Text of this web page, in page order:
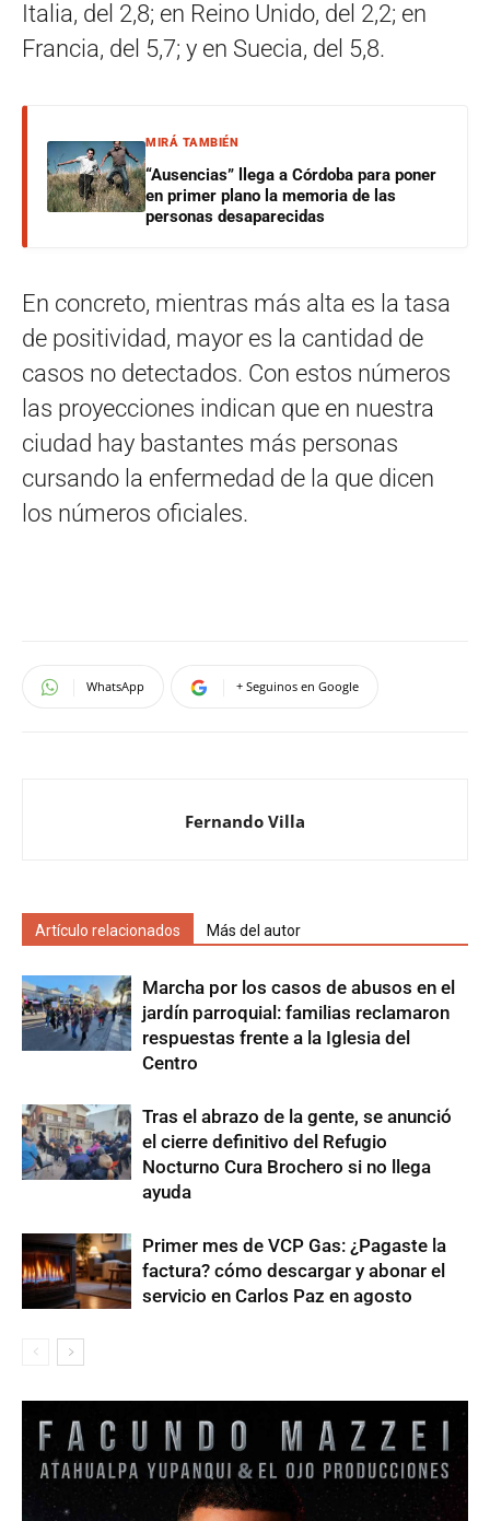
Italia, del 2,8; en Reino Unido, del 2,2; en
Francia, del 5,7; y en Suecia, del 5,8.
MIRÁ TAMBIÉN
“Ausencias” llega a Córdoba para poner
en primer plano la memoria de las
personas desaparecidas
En concreto, mientras más alta es la tasa
de positividad, mayor es la cantidad de
casos no detectados. Con estos números
las proyecciones indican que en nuestra
ciudad hay bastantes más personas
cursando la enfermedad de la que dicen
los números oficiales.
WhatsApp + Seguinos en Google
Fernando Villa
Artículo relacionados Más del autor
Marcha por los casos de abusos en el
jardín parroquial: familias reclamaron
respuestas frente a la Iglesia del
Centro
Tras el abrazo de la gente, se anunció
el cierre definitivo del Refugio
Nocturno Cura Brochero si no llega
ayuda
Primer mes de VCP Gas: ¿Pagaste la
factura? cómo descargar y abonar el
servicio en Carlos Paz en agosto